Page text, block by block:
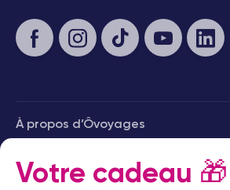
À propos d’Ôvoyages
Besoin d’aide
Votre cadeau 🎁